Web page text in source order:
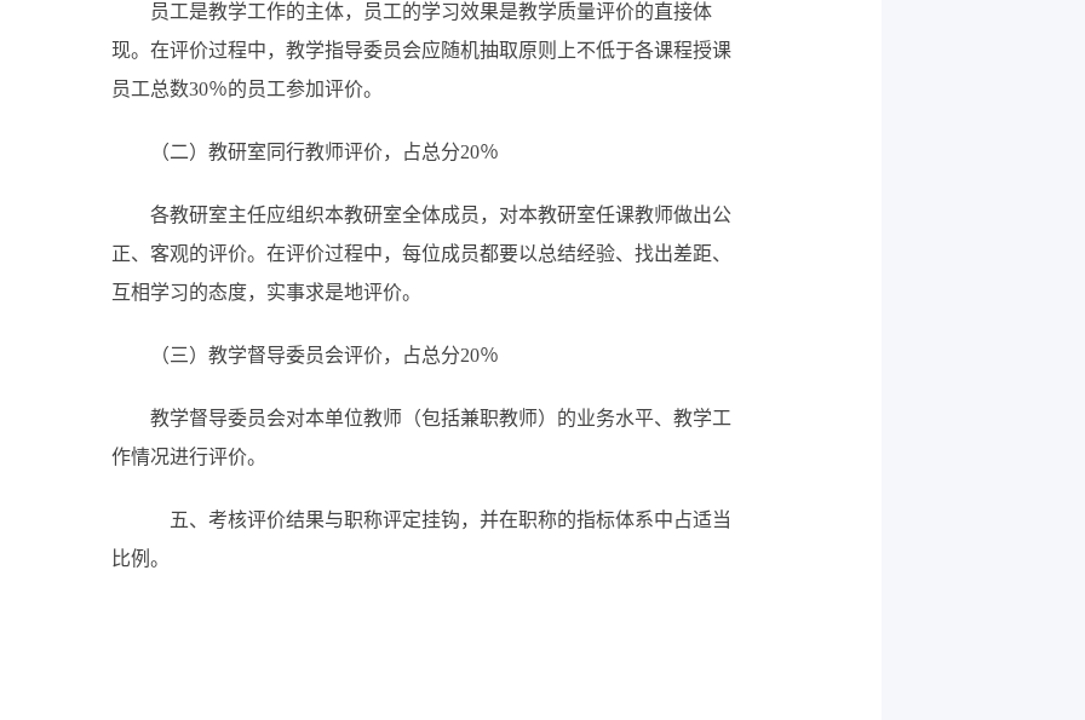
员工是教学工作的主体，员工的学习效果是教学质量评价的直接体
现。在评价过程中，教学指导委员会应随机抽取原则上不低于各课程授课
员工总数30％的员工参加评价。
（二）教研室同行教师评价，占总分20％
各教研室主任应组织本教研室全体成员，对本教研室任课教师做出公
正、客观的评价。在评价过程中，每位成员都要以总结经验、找出差距、
互相学习的态度，实事求是地评价。
（三）教学督导委员会评价，占总分20％
教学督导委员会对本单位教师（包括兼职教师）的业务水平、教学工
作情况进行评价。
五、考核评价结果与职称评定挂钩，并在职称的指标体系中占适当
比例。